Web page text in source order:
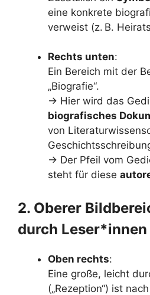
eine konkrete
verweist (z. B.
Rechts unten:
Ein Bereich mit der
„Biografie“.
→ Hier wird das
biografisches
von
→ Der Pfeil vom
steht für diese
2. Oberer
durch Leser*innen
Oben rechts:
Eine große, leicht
(„Rezeption“) ist